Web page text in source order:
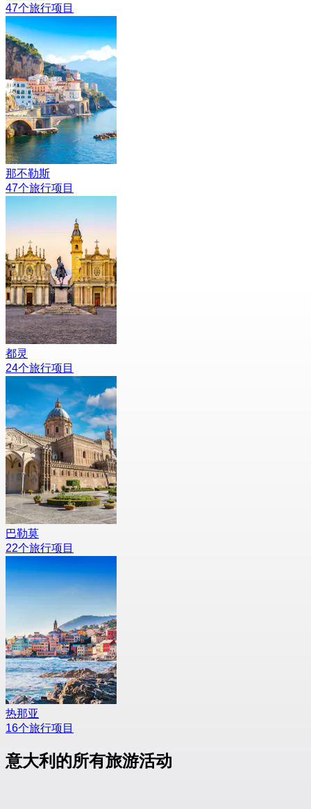
47个旅行项目
那不勒斯
47个旅行项目
都灵
24个旅行项目
巴勒莫
22个旅行项目
热那亚
16个旅行项目
意大利的所有旅游活动